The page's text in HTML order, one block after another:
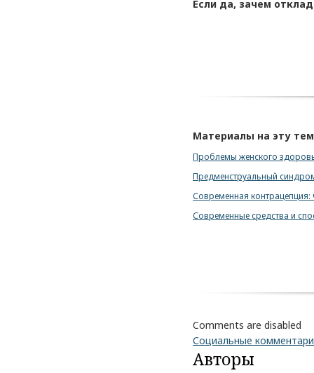
Если да, зачем
Материалы на эту
Проблемы женского
Предменструальный
Современная
Современные средства и
Comments are disabled
Социальные
Авторы